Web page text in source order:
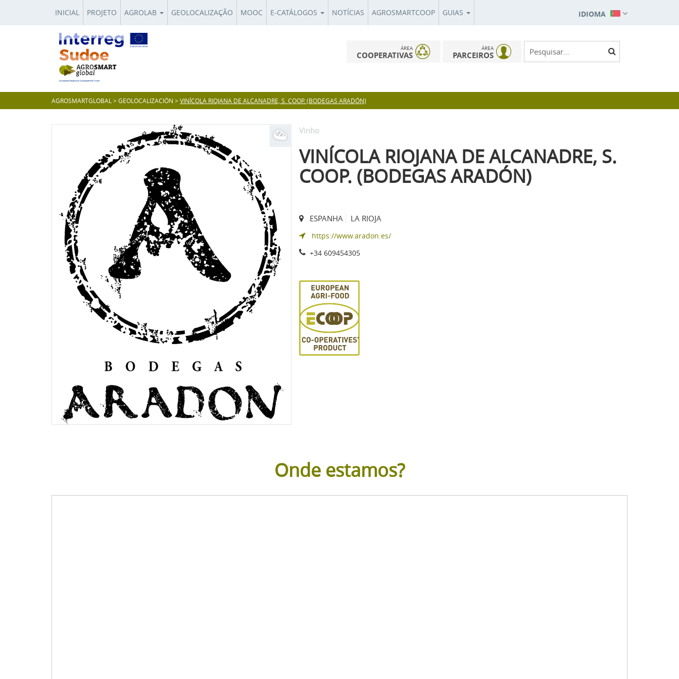
INICIAL PROJETO AGROLAB GEOLOCALIZAÇÃO MOOC E-CATÁLOGOS NOTÍCIAS AGROSMARTCOOP GUIAS IDIOMA
ÁREA
COOPERATIVAS
ÁREA
PARCEIROS
AGROSMARTGLOBAL >GEOLOCALIZACIÓN >VINÍCOLA RIOJANA DE ALCANADRE, S. COOP. (BODEGAS ARADÓN)
Vinho
VINÍCOLA RIOJANA DE ALCANADRE, S.
COOP. (BODEGAS ARADÓN)
ESPANHA LA RIOJA
https://www.aradon.es/
+34 609454305
Onde estamos?